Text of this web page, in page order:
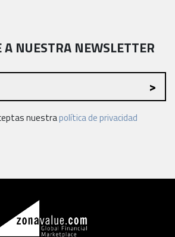
A NUESTRA NEWSLETTER
nuestrapolítica de privacidad